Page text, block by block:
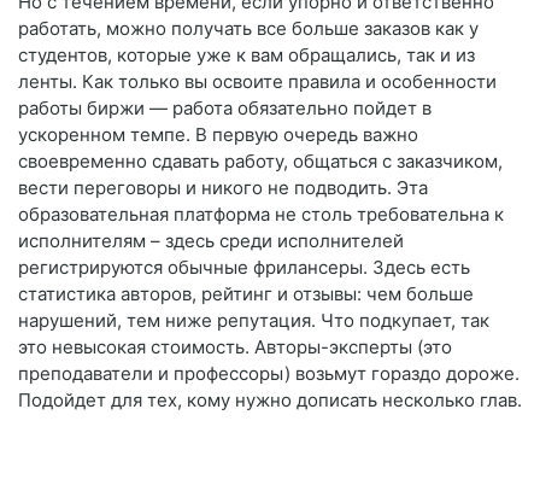
работать, можно получать все больше заказов как у
студентов, которые уже к вам обращались, так и из
ленты. Как только вы освоите правила и особенности
работы биржи — работа обязательно пойдет в
ускоренном темпе. В первую очередь важно
своевременно сдавать работу, общаться с заказчиком,
вести переговоры и никого не подводить. Эта
образовательная платформа не столь требовательна к
исполнителям – здесь среди исполнителей
регистрируются обычные фрилансеры. Здесь есть
статистика авторов, рейтинг и отзывы: чем больше
нарушений, тем ниже репутация. Что подкупает, так
это невысокая стоимость. Авторы-эксперты (это
преподаватели и профессоры) возьмут гораздо дороже.
Подойдет для тех, кому нужно дописать несколько глав.